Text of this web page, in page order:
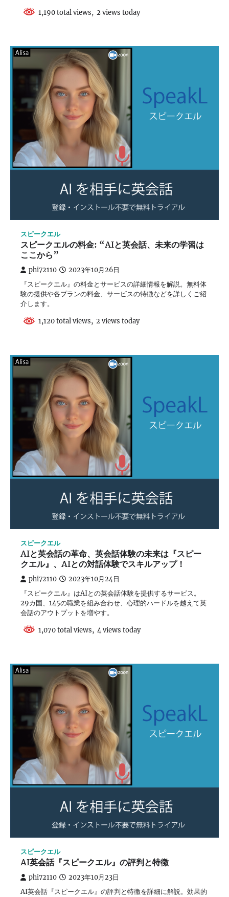
1,190 total views, 2 views today
スピークエル
スピークエルの料金: “AIと英会話、未来の学習は
ここから”
phi72110 2023年10月26日
『スピークエル』の料金とサービスの詳細情報を解説。無料体
験の提供や各プランの料金、サービスの特徴などを詳しくご紹
介します。
1,120 total views, 2 views today
スピークエル
AIと英会話の革命、英会話体験の未来は『スピー
クエル』、AIとの対話体験でスキルアップ！
phi72110 2023年10月24日
『スピークエル』はAIとの英会話体験を提供するサービス。
29カ国、145の職業を組み合わせ、心理的ハードルを越えて英
会話のアウトプットを増やす。
1,070 total views, 4 views today
スピークエル
AI英会話『スピークエル』の評判と特徴
phi72110 2023年10月23日
AI英会話『スピークエル』の評判と特徴を詳細に解説。効果的